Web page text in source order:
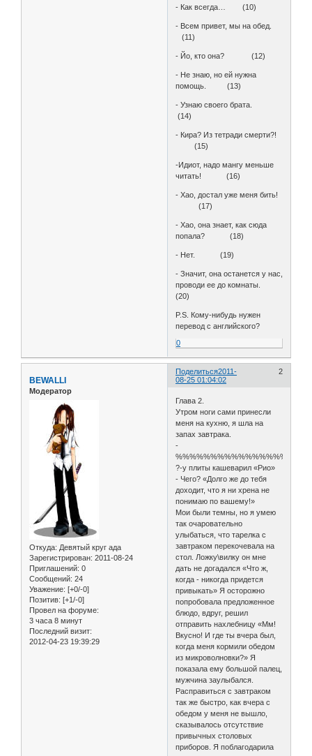
- Как всегда… (10)
- Всем привет, мы на обед.
(11)
- Йо, кто она? (12)
- Не знаю, но ей нужна
помощь. (13)
- Узнаю своего брата.
(14)
- Кира? Из тетради смерти?!
(15)
-Идиот, надо мангу меньше
читать! (16)
- Хао, достал уже меня бить!
(17)
- Хао, она знает, как сюда
попала? (18)
- Нет. (19)
- Значит, она останется у нас,
проводи ее до комнаты.
(20)
P.S. Кому-нибудь нужен
перевод с английского?
0
Поделиться 2
2011-
08-25 01:04:02
BEWALLI
Модератор
Откуда: Девятый круг ада
Зарегистрирован: 2011-08-24
Приглашений: 0
Сообщений: 24
Уважение: [+0/-0]
Позитив: [+1/-0]
Провел на форуме:
3 часа 8 минут
Последний визит:
2012-04-23 19:39:29
Глава 2.
Утром ноги сами принесли
меня на кухню, я шла на
запах завтрака.
-
%%%%%%%%%%%%%%%%
?-у плиты кашеварил «Рио»
- Чего? «Долго же до тебя
доходит, что я ни хрена не
понимаю по вашему!»
Мои были темны, но я умею
так очаровательно
улыбаться, что тарелка с
завтраком перекочевала на
стол. Ложку\вилку он мне
дать не догадался «Что ж,
когда - никогда придется
привыкать» Я осторожно
попробовала предложенное
блюдо, вдруг, решил
отправить нахлебницу «Мм!
Вкусно! И где ты вчера был,
когда меня кормили обедом
из микроволновки?» Я
показала ему большой палец,
мужчина заулыбался.
Расправиться с завтраком
так же быстро, как вчера с
обедом у меня не вышло,
сказывалось отсутствие
привычных столовых
приборов. Я поблагодарила